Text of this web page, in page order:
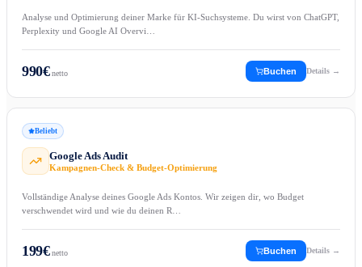
Analyse und Optimierung deiner Marke für KI-Suchsysteme. Du wirst von ChatGPT,
Perplexity und Google AI Overvi…
990€netto Buchen Details →
Beliebt
Google Ads Audit
Kampagnen-Check & Budget-Optimierung
Vollständige Analyse deines Google Ads Kontos. Wir zeigen dir, wo Budget
verschwendet wird und wie du deinen R…
199€netto Buchen Details →